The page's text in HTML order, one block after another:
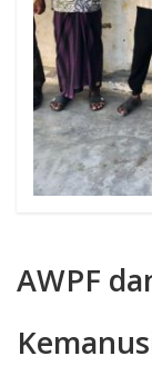
AWPF